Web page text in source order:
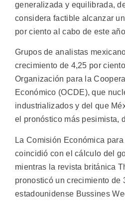
generalizada y equilibrada,
considera factible alcanzar
por ciento al cabo de este
Grupos de analistas
crecimiento de 4,25 por
Organización para la
Económico (OCDE), que
industrializados y del que
el pronóstico más pesimista,
La Comisión Económica
coincidió con el cálculo del
mientras la revista británica
pronosticó un crecimiento de
estadounidense Bussines